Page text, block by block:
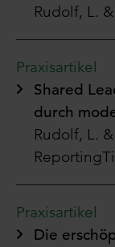
Rudolf, L.
Praxisartikel
Shared
durch
Rudolf, L.
Praxisartikel
Die